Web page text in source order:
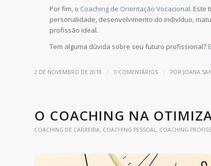
Por fim, o Coaching de Orientação Vocacional. Este
personalidade, desenvolvimento do indivíduo,
profissão ideal.
Tem alguma dúvida sobre seu futuro profissional?
2 DE NOVEMBRO DE 2018 / 0 COMENTÁRIOS / POR JOANA
O COACHING NA
COACHING DE CARREIRA, COACHING PESSOAL, COACHING